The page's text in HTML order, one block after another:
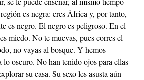
es negra: eres África y, por tanto,
es negro. El negro es peligroso. En el
miedo. No te muevas, pues corres el
no vayas al bosque. Y hemos
oscuro. No han tenido ojos para ellas
su casa. Su sexo les asusta aún